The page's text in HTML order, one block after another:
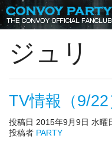
ジュリ
TV情報（9/
投稿日 2015年9月9日 水曜
投稿者 PARTY